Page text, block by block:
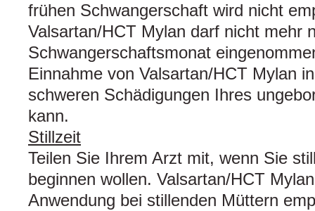
frühen Schwangerschaft wird nicht
Valsartan/HCT Mylan darf nicht mehr
Schwangerschaftsmonat
Einnahme von Valsartan/HCT Mylan
schweren Schädigungen Ihres
kann.
Stillzeit
Teilen Sie Ihrem Arzt mit, wenn Sie
beginnen wollen. Valsartan/HCT
Anwendung bei stillenden Müttern